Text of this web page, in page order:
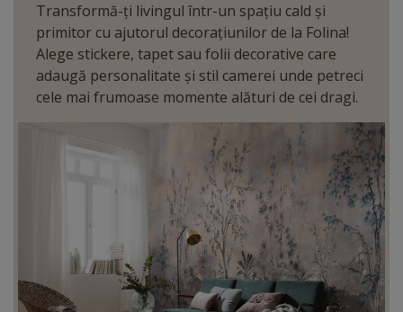
Transformă-ți livingul într-un spațiu cald și
primitor cu ajutorul decorațiunilor de la Folina!
Alege stickere, tapet sau folii decorative care
adaugă personalitate și stil camerei unde petreci
cele mai frumoase momente alături de cei dragi.